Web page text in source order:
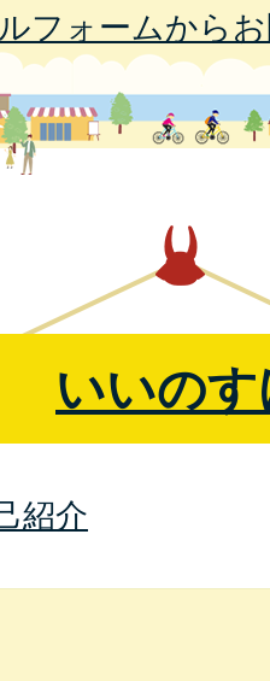
フォームから
いいの
紹介